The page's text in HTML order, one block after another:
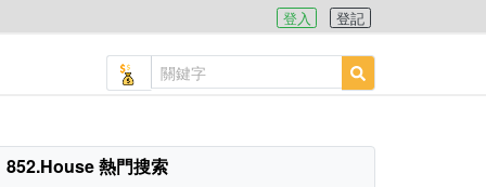
登入 登記
852.House 熱門搜索